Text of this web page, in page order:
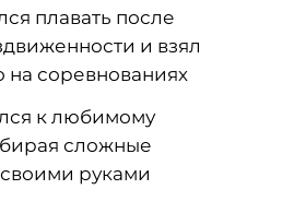
плавать после
и взял
на соревнованиях
к любимому
сложные
руками